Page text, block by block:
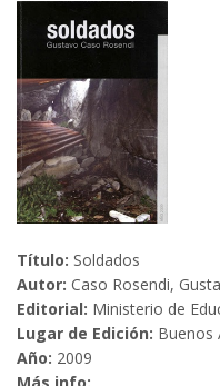
Título: Soldados
Autor: Caso Rosendi,
Editorial: Ministerio de
Lugar de Edición: Buenos
Año: 2009
Más info: